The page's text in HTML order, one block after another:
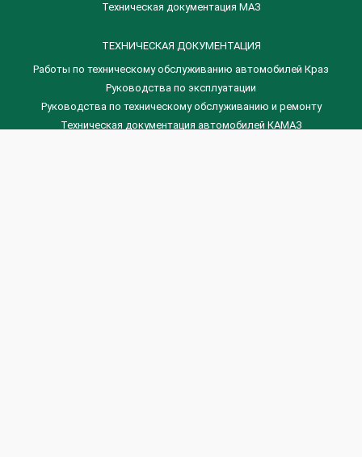
Техническая документация МАЗ
ТЕХНИЧЕСКАЯ ДОКУМЕНТАЦИЯ
Работы по техническому обслуживанию автомобилей Краз
Руководства по эксплуатации
Руководства по техническому обслуживанию и ремонту
Техническая документация автомобилей КАМАЗ